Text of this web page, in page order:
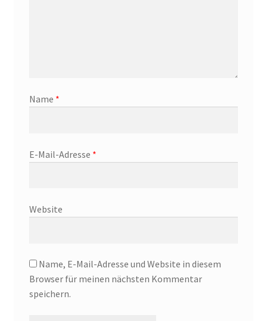
Name *
E-Mail-Adresse *
Website
Name, E-Mail-Adresse und Website in diesem
Browser für meinen nächsten Kommentar
speichern.